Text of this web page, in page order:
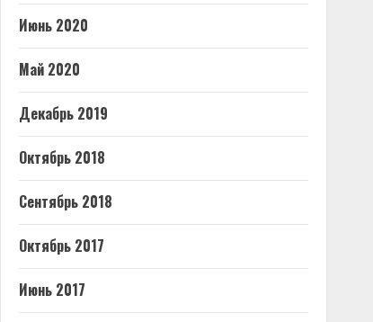
Июнь 2020
Май 2020
Декабрь 2019
Октябрь 2018
Сентябрь 2018
Октябрь 2017
Июнь 2017